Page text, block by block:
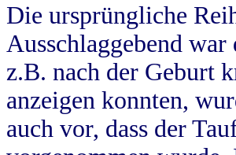
Die ursprüngliche
Ausschlaggebend
z.B. nach der Geburt
anzeigen konnten,
auch vor, dass der